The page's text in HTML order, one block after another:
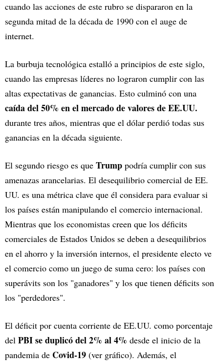
cuando las acciones de este rubro se dispararon en la
segunda mitad de la década de 1990 con el auge de
internet.
La burbuja tecnológica estalló a principios de este siglo,
cuando las empresas líderes no lograron cumplir con las
altas expectativas de ganancias. Esto culminó con una
caída del 50% en el mercado de valores de EE.UU.
durante tres años, mientras que el dólar perdió todas sus
ganancias en la década siguiente.
El segundo riesgo es que Trump podría cumplir con sus
amenazas arancelarias. El desequilibrio comercial de EE.
UU. es una métrica clave que él considera para evaluar si
los países están manipulando el comercio internacional.
Mientras que los economistas creen que los déficits
comerciales de Estados Unidos se deben a desequilibrios
en el ahorro y la inversión internos, el presidente electo ve
el comercio como un juego de suma cero: los países con
superávits son los "ganadores" y los que tienen déficits son
los "perdedores".
El déficit por cuenta corriente de EE.UU. como porcentaje
del PBI se duplicó del 2% al 4% desde el inicio de la
pandemia de Covid-19 (ver gráfico). Además, el